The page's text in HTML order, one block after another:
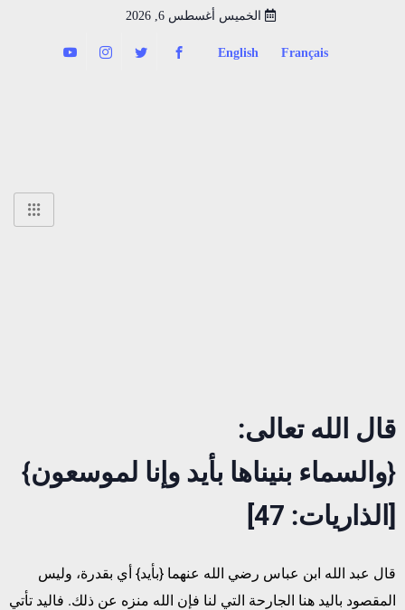
الخميس أغسطس 6, 2026
Français
English
قال الله تعالى:
{والسماء بنيناها بأيد وإنا لموسعون}
[الذاريات: 47]
قال عبد الله ابن عباس رضي الله عنهما {بأيد} أي بقدرة، وليس
المقصود باليد هنا الجارحة التي لنا فإن الله منزه عن ذلك. فاليد تأتي